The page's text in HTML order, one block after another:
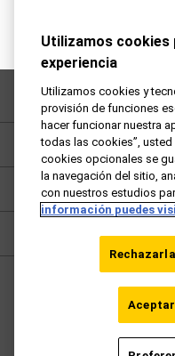
Preguntas frecuentes
Política de privacidad
Términos y condiciones
Ir vueling.com
Utilizamos cookies
experiencia
Utilizamos cookies y
provisión de funciones
hacer funcionar nuestra
todas las cookies”, usted
cookies opcionales se
la navegación del sitio,
con nuestros estudios
información puedes